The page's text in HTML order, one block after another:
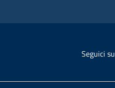
Seguici su